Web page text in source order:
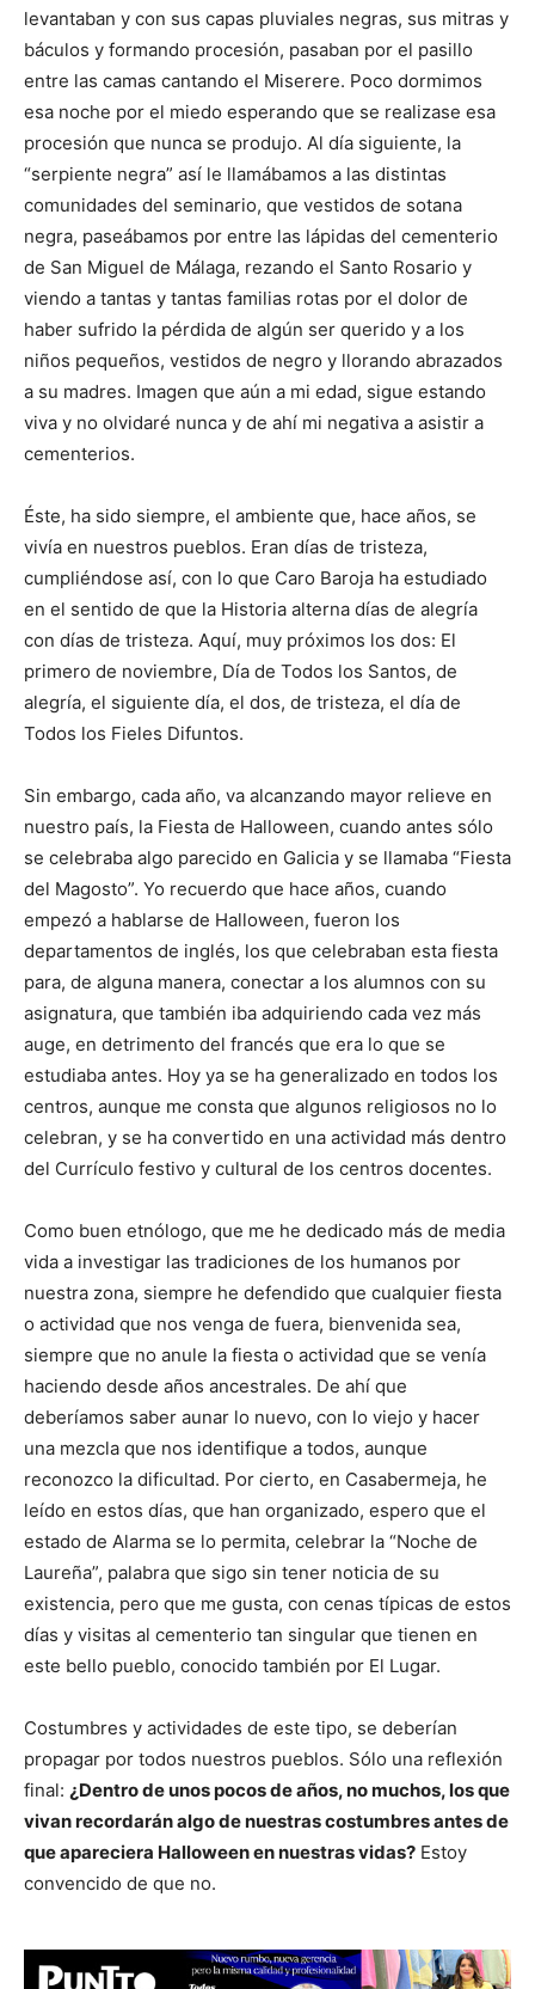
levantaban y con sus capas pluviales negras, sus mitras y
báculos y formando procesión, pasaban por el pasillo
entre las camas cantando el Miserere. Poco dormimos
esa noche por el miedo esperando que se realizase esa
procesión que nunca se produjo. Al día siguiente, la
“serpiente negra” así le llamábamos a las distintas
comunidades del seminario, que vestidos de sotana
negra, paseábamos por entre las lápidas del cementerio
de San Miguel de Málaga, rezando el Santo Rosario y
viendo a tantas y tantas familias rotas por el dolor de
haber sufrido la pérdida de algún ser querido y a los
niños pequeños, vestidos de negro y llorando abrazados
a su madres. Imagen que aún a mi edad, sigue estando
viva y no olvidaré nunca y de ahí mi negativa a asistir a
cementerios.
Éste, ha sido siempre, el ambiente que, hace años, se
vivía en nuestros pueblos. Eran días de tristeza,
cumpliéndose así, con lo que Caro Baroja ha estudiado
en el sentido de que la Historia alterna días de alegría
con días de tristeza. Aquí, muy próximos los dos: El
primero de noviembre, Día de Todos los Santos, de
alegría, el siguiente día, el dos, de tristeza, el día de
Todos los Fieles Difuntos.
Sin embargo, cada año, va alcanzando mayor relieve en
nuestro país, la Fiesta de Halloween, cuando antes sólo
se celebraba algo parecido en Galicia y se llamaba “Fiesta
del Magosto”. Yo recuerdo que hace años, cuando
empezó a hablarse de Halloween, fueron los
departamentos de inglés, los que celebraban esta fiesta
para, de alguna manera, conectar a los alumnos con su
asignatura, que también iba adquiriendo cada vez más
auge, en detrimento del francés que era lo que se
estudiaba antes. Hoy ya se ha generalizado en todos los
centros, aunque me consta que algunos religiosos no lo
celebran, y se ha convertido en una actividad más dentro
del Currículo festivo y cultural de los centros docentes.
Como buen etnólogo, que me he dedicado más de media
vida a investigar las tradiciones de los humanos por
nuestra zona, siempre he defendido que cualquier fiesta
o actividad que nos venga de fuera, bienvenida sea,
siempre que no anule la fiesta o actividad que se venía
haciendo desde años ancestrales. De ahí que
deberíamos saber aunar lo nuevo, con lo viejo y hacer
una mezcla que nos identifique a todos, aunque
reconozco la dificultad. Por cierto, en Casabermeja, he
leído en estos días, que han organizado, espero que el
estado de Alarma se lo permita, celebrar la “Noche de
Laureña”, palabra que sigo sin tener noticia de su
existencia, pero que me gusta, con cenas típicas de estos
días y visitas al cementerio tan singular que tienen en
este bello pueblo, conocido también por El Lugar.
Costumbres y actividades de este tipo, se deberían
propagar por todos nuestros pueblos. Sólo una reflexión
final: ¿Dentro de unos pocos de años, no muchos, los que
vivan recordarán algo de nuestras costumbres antes de
que apareciera Halloween en nuestras vidas? Estoy
convencido de que no.